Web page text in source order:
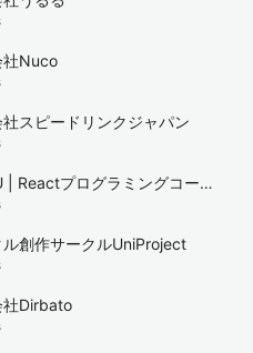
社Nuco
スピードリンクジャパン
| Reactプログラミングコーチ
ル創作サークルUniProject
社Dirbato